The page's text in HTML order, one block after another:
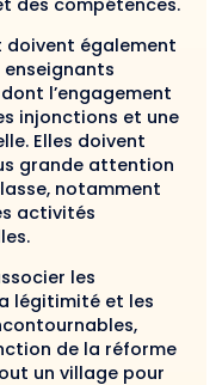
doivent également
enseignants
l’engagement
injonctions et une
Elles doivent
grande attention
notamment
activités
les
légitimité et les
de la réforme
un village pour